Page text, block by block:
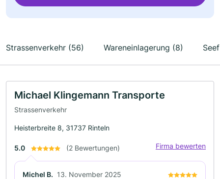
Strassenverkehr (56) Wareneinlagerung (8)
Michael Klingemann Transporte
Strassenverkehr
Heisterbreite 8, 31737 Rinteln
5.0 (2 Bewertungen) Firma bewerten
Michel B. 13. November 2025